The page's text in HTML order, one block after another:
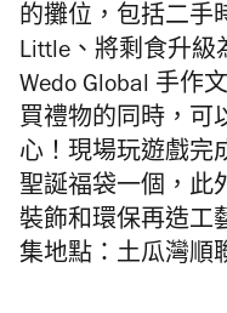
的攤位，包括二手
Little、將剩食升級
Wedo Global 手作
買禮物的同時，可
心！現場玩遊戲完
聖誕福袋一個，此
裝飾和環保再造工
集地點： 土瓜灣順